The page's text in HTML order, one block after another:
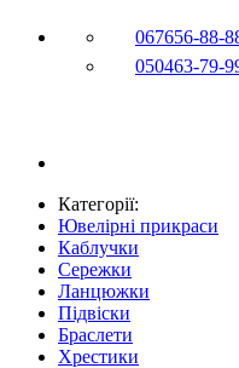
067656-88-
050463-79-
Категорії:
Ювелірні прикраси
Каблучки
Сережки
Ланцюжки
Підвіски
Браслети
Хрестики